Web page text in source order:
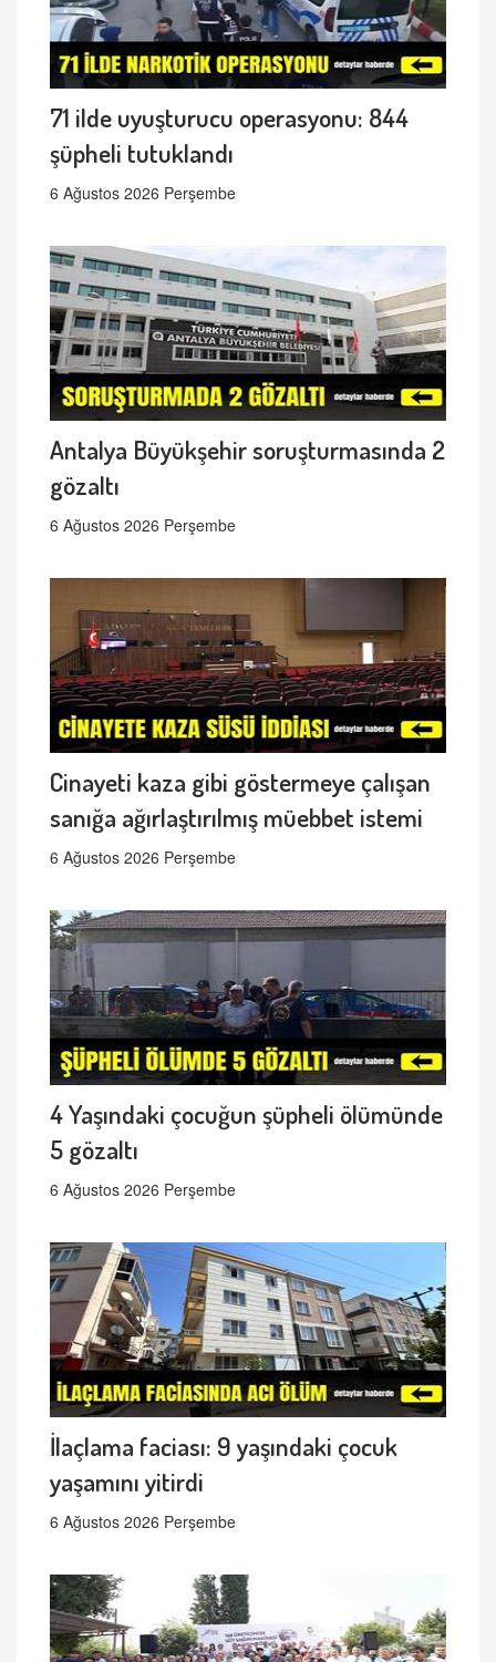
71 ilde uyuşturucu operasyonu: 844
şüpheli tutuklandı
6 Ağustos 2026 Perşembe
Antalya Büyükşehir soruşturmasında 2
gözaltı
6 Ağustos 2026 Perşembe
Cinayeti kaza gibi göstermeye çalışan
sanığa ağırlaştırılmış müebbet istemi
6 Ağustos 2026 Perşembe
4 Yaşındaki çocuğun şüpheli ölümünde
5 gözaltı
6 Ağustos 2026 Perşembe
İlaçlama faciası: 9 yaşındaki çocuk
yaşamını yitirdi
6 Ağustos 2026 Perşembe